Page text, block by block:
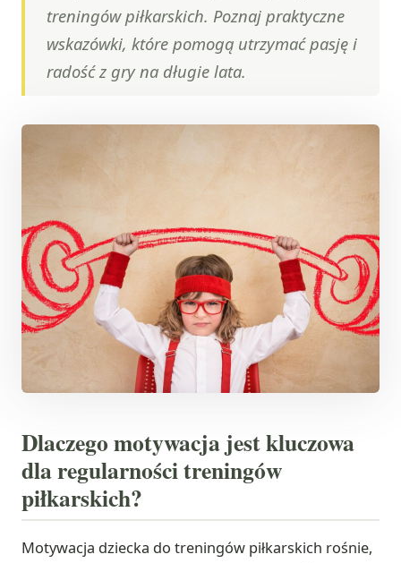
treningów piłkarskich. Poznaj praktyczne
wskazówki, które pomogą utrzymać pasję i
radość z gry na długie lata.
Dlaczego motywacja jest kluczowa
dla regularności treningów
piłkarskich?
Motywacja dziecka do treningów piłkarskich rośnie,